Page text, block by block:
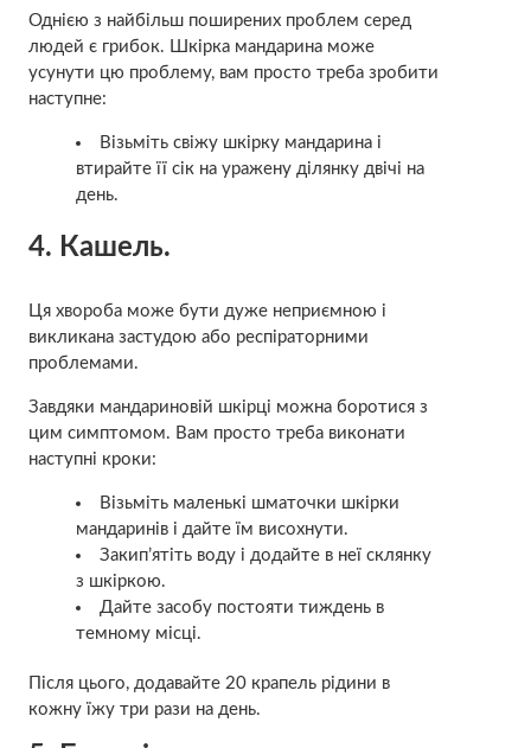
Однією з найбільш поширених проблем серед
людей є грибок. Шкірка мандарина може
усунути цю проблему, вам просто треба зробити
наступне:
Візьміть свіжу шкірку мандарина і
втирайте її сік на уражену ділянку двічі на
день.
4. Кашель.
Ця хвороба може бути дуже неприємною і
викликана застудою або респіраторними
проблемами.
Завдяки мандариновій шкірці можна боротися з
цим симптомом. Вам просто треба виконати
наступні кроки:
Візьміть маленькі шматочки шкірки
мандаринів і дайте їм висохнути.
Закип’ятіть воду і додайте в неї склянку
з шкіркою.
Дайте засобу постояти тиждень в
темному місці.
Після цього, додавайте 20 крапель рідини в
кожну їжу три рази на день.